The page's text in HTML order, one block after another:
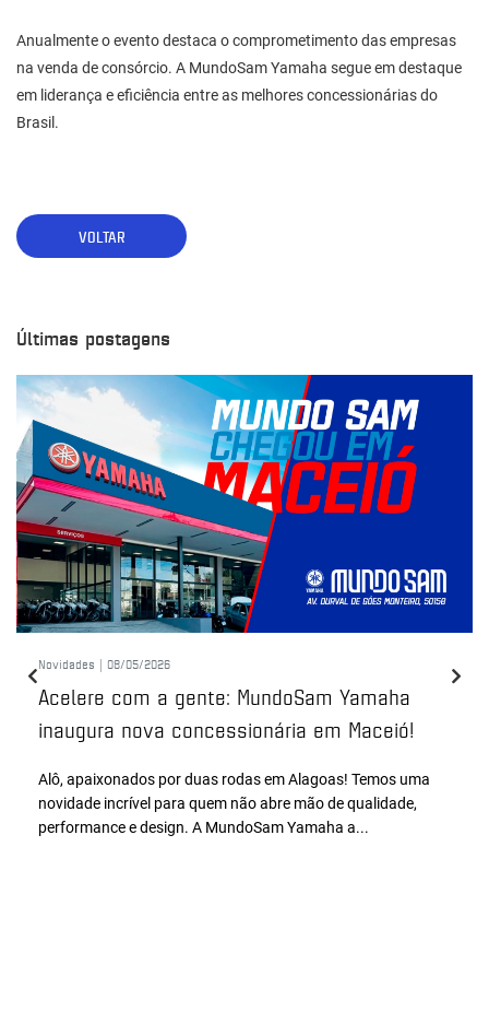
Anualmente o evento destaca o comprometimento das empresas
na venda de consórcio. A MundoSam Yamaha segue em destaque
em liderança e eficiência entre as melhores concessionárias do
Brasil.
VOLTAR
Últimas postagens
Novidades | 08/05/2026
Acelere com a gente: MundoSam Yamaha
inaugura nova concessionária em Maceió!
Alô, apaixonados por duas rodas em Alagoas! Temos uma
novidade incrível para quem não abre mão de qualidade,
performance e design. A MundoSam Yamaha a...